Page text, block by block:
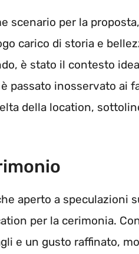
scenario per la
carico di storia e
è stato il contesto
passato inosservato ai
della location,
aperto a speculazioni
per la cerimonia.
e un gusto raffinato,